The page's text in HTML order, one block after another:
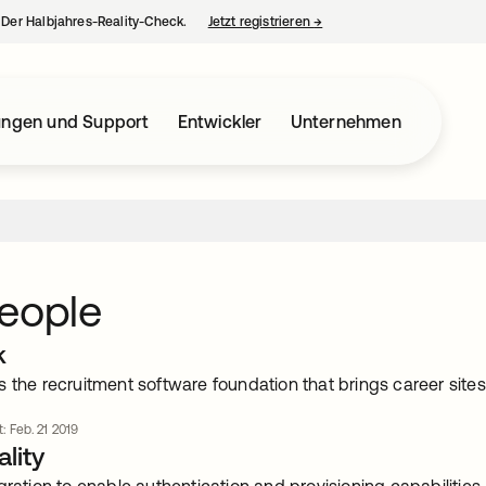
Halbjahres-Reality-Check. Jetzt registrieren→
und Support Entwickler Unternehmen
the recruitment software foundation that brings career
Feb. 21 2019